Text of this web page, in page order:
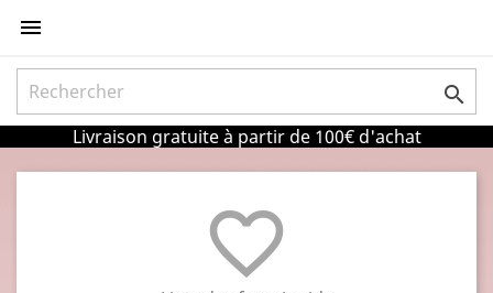


Livraison gratuite à partir de 100€ d'achat
favorite_border